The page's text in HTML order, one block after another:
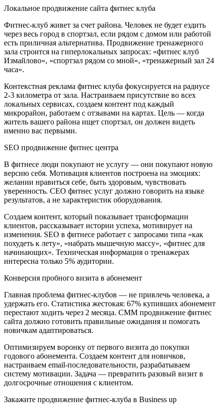
Локальное продвижение сайта фитнес клуба
Фитнес-клуб живет за счет района. Человек не будет ездить
через весь город в спортзал, если рядом с домом или работой
есть приличная альтернатива. Продвижение тренажерного
зала строится на гиперлокальных запросах: «фитнес клуб
Измайлово», «спортзал рядом со мной», «тренажерный зал 24
часа».
Контекстная реклама фитнес клуба фокусируется на радиусе
2-3 километра от зала. Настраиваем присутствие во всех
локальных сервисах, создаем контент под каждый
микрорайон, работаем с отзывами на картах. Цель — когда
житель вашего района ищет спортзал, он должен видеть
именно вас первыми.
SEO продвижение фитнес центра
В фитнесе люди покупают не услугу — они покупают новую
версию себя. Мотивация клиентов построена на эмоциях:
желании нравиться себе, быть здоровым, чувствовать
уверенность. СЕО фитнес услуг должно говорить на языке
результатов, а не характеристик оборудования.
Создаем контент, который показывает трансформации
клиентов, рассказывает истории успеха, мотивирует на
изменения. SEO в фитнесе работает с запросами типа «как
похудеть к лету», «набрать мышечную массу», «фитнес для
начинающих». Техническая информация о тренажерах
интересна только 5% аудитории.
Конверсия пробного визита в абонемент
Главная проблема фитнес-клубов — не привлечь человека, а
удержать его. Статистика жестокая: 67% купивших абонемент
перестают ходить через 2 месяца. СММ продвижение фитнес
сайта должно готовить правильные ожидания и помогать
новичкам адаптироваться.
Оптимизируем воронку от первого визита до покупки
годового абонемента. Создаем контент для новичков,
настраиваем email-последовательности, разрабатываем
систему мотивации. Задача — превратить разовый визит в
долгосрочные отношения с клиентом.
Закажите продвижение фитнес-клуба в Business up